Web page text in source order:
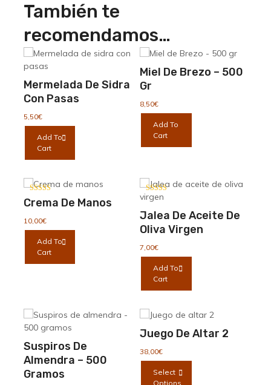
También te
recomendamos…
Mermelada De Sidra
Con Pasas
5,50€
Add To
Cart
Miel De Brezo – 500
Gr
8,50€
Add To
Cart
Crema De Manos
Valorado con
5.00
10,00€
Add To
Cart
Jalea De Aceite De
Oliva Virgen
Valorado con
de 5
7,00€
Add To
Cart
Suspiros De
Almendra – 500
Gramos
Juego De Altar 2
38,00€
Select
Options